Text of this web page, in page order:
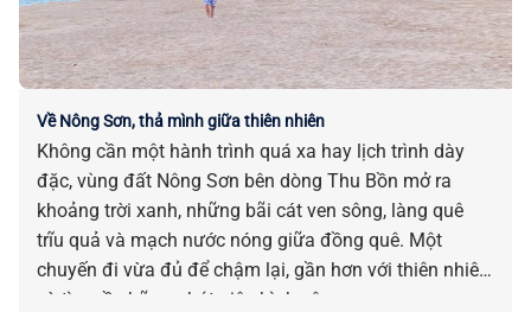
Về Nông Sơn, thả mình giữa thiên nhiên
Không cần một hành trình quá xa hay lịch trình dày
đặc, vùng đất Nông Sơn bên dòng Thu Bồn mở ra
khoảng trời xanh, những bãi cát ven sông, làng quê
trĩu quả và mạch nước nóng giữa đồng quê. Một
chuyến đi vừa đủ để chậm lại, gần hơn với thiên nhiên
và tìm về những phút giây bình yên.